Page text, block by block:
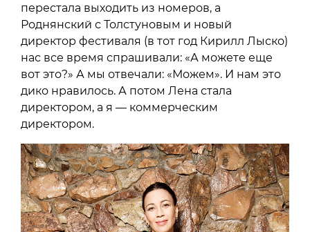
перестала выходить из номеров, а
Роднянский с Толстуновым и новый
директор фестиваля (в тот год Кирилл Лыско)
нас все время спрашивали: «А можете еще
вот это?» А мы отвечали: «Можем». И нам это
дико нравилось. А потом Лена стала
директором, а я — коммерческим
директором.